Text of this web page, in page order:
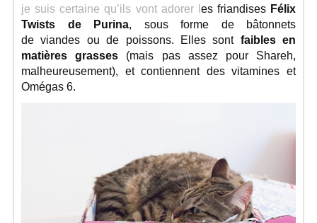
je suis certaine qu’ils vont adorer l es friandises Félix
Twists de Purina, sous forme de
bâtonnets
de viandes ou de poissons. Elles sont faibles en
matières grasses (mais pas assez pour Shareh,
malheureusement), et contiennent des vitamines et
Omégas 6.